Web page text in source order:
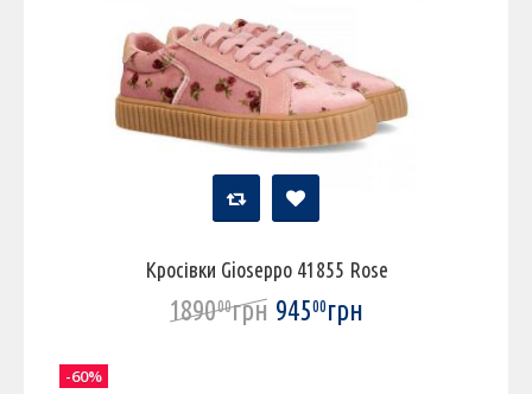
Кросівки Gioseppo 41855 Rose
189000грн 94500грн
-60%